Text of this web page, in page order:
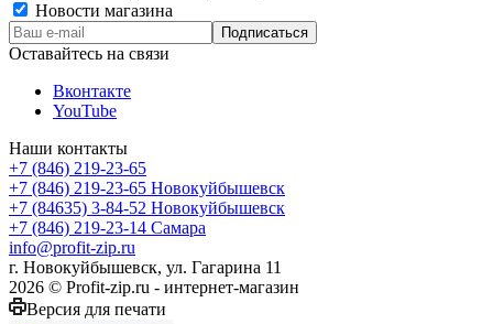
Новости магазина
Оставайтесь на связи
Вконтакте
YouTube
Наши контакты
+7 (846) 219-23-65
+7 (846) 219-23-65 Новокуйбышевск
+7 (84635) 3-84-52 Новокуйбышевск
+7 (846) 219-23-14 Самара
info@profit-zip.ru
г. Новокуйбышевск, ул. Гагарина 11
2026 © Profit-zip.ru - интернет-магазин
Версия для печати